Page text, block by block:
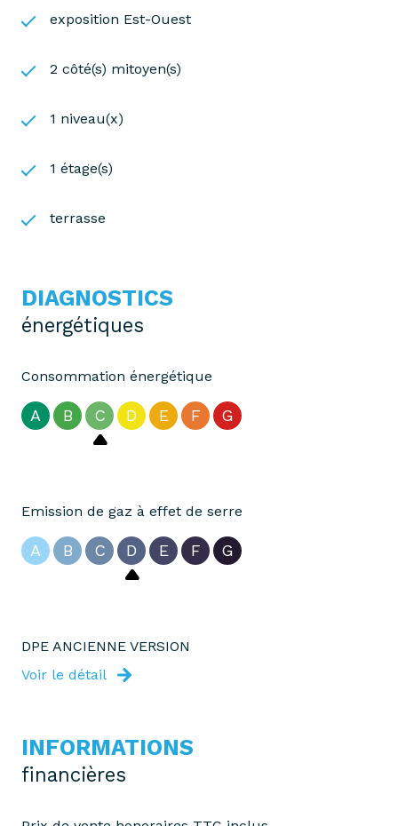
exposition Est-Ouest
2 côté(s) mitoyen(s)
1 niveau(x)
1 étage(s)
terrasse
DIAGNOSTICS
énergétiques
Consommation énergétique
A B C D E F G
Emission de gaz à effet de serre
A B C D E F G
DPE ANCIENNE VERSION
Voir le détail
INFORMATIONS
financières